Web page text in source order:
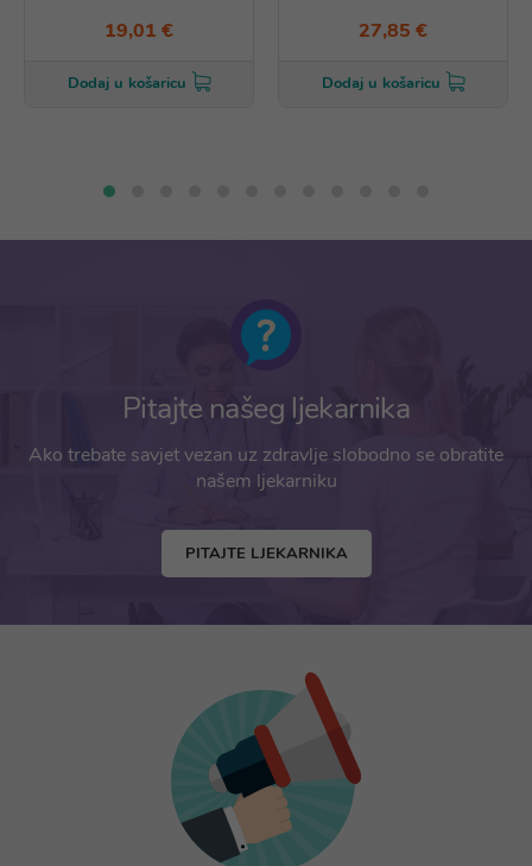
19,01 €
Dodaj u košaricu
27,85 €
Dodaj u košaricu
Pitajte našeg ljekarnika
Ako trebate savjet vezan uz zdravlje slobodno se obratite
našem ljekarniku
PITAJTE LJEKARNIKA